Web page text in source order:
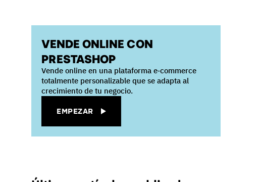
VENDE ONLINE CON
PRESTASHOP
Vende online en una plataforma e‑commerce
totalmente personalizable que se adapta al
crecimiento de tu negocio.
EMPEZAR